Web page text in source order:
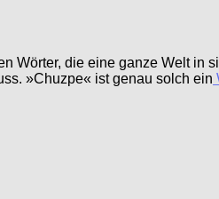
Wörter, die eine ganze Welt in
»Chuzpe« ist genau solch ein